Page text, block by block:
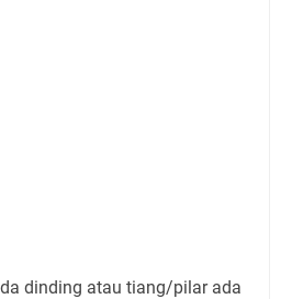
dinding atau tiang/pilar ada